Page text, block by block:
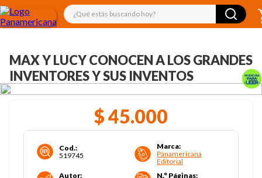
¿Qué estás buscando hoy?
MAX Y LUCY CONOCEN A LOS GRANDES
INVENTORES Y SUS INVENTOS
$45.000
Cod.:
519745
Marca:
Panamericana
Editorial
Autor:
N.° Páginas: